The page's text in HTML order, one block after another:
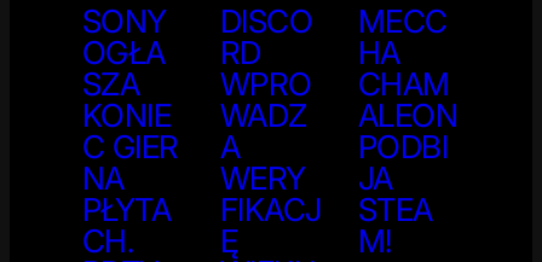
SONY
OGŁA
SZA
KONIE
C GIER
NA
PŁYTA
CH.
DISCO
RD
WPRO
WADZ
A
WERY
FIKACJ
Ę
MECC
HA
CHAM
ALEON
PODBI
JA
STEA
M!